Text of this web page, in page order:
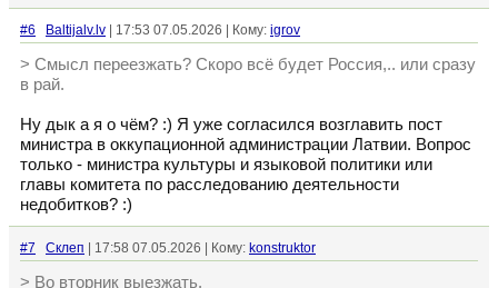
#6 Baltijalv.lv | 17:53 07.05.2026 | Кому: igrov
> Смысл переезжать? Скоро всё будет Россия,.. или сразу
в рай.
Ну дык а я о чём? :) Я уже согласился возглавить пост
министра в оккупационной администрации Латвии. Вопрос
только - министра культуры и языковой политики или
главы комитета по расследованию деятельности
недобитков? :)
#7 Склеп | 17:58 07.05.2026 | Кому: konstruktor
> Во вторник выезжать.